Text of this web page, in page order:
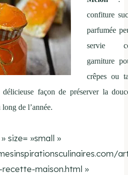
confiture
parfumée
servie
garniture
crêpes ou
façon de préserver la
de l’année.
size= »small »
maison.html »